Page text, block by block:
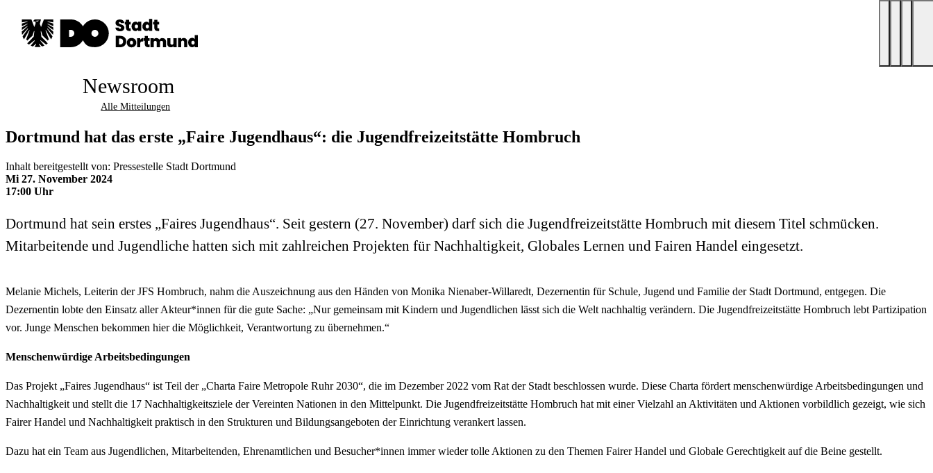
Newsroom
Alle Mitteilungen
Dortmund hat das erste „Faire Jugendhaus“: die Jugendfreizeitstätte Hombruch
Inhalt bereitgestellt von: Pressestelle Stadt Dortmund
Mi 27. November 2024
17:00 Uhr
Dortmund hat sein erstes „Faires Jugendhaus“. Seit gestern (27. November) darf sich die Jugendfreizeitstätte Hombruch mit diesem Titel schmücken.
Mitarbeitende und Jugendliche hatten sich mit zahlreichen Projekten für Nachhaltigkeit, Globales Lernen und Fairen Handel eingesetzt.
Melanie Michels, Leiterin der JFS Hombruch, nahm die Auszeichnung aus den Händen von Monika Nienaber-Willaredt, Dezernentin für Schule, Jugend und Familie der Stadt Dortmund, entgegen. Die
Dezernentin lobte den Einsatz aller Akteur*innen für die gute Sache: „Nur gemeinsam mit Kindern und Jugendlichen lässt sich die Welt nachhaltig verändern. Die Jugendfreizeitstätte Hombruch lebt Partizipation
vor. Junge Menschen bekommen hier die Möglichkeit, Verantwortung zu übernehmen.“
Menschenwürdige Arbeitsbedingungen
Das Projekt „Faires Jugendhaus“ ist Teil der „Charta Faire Metropole Ruhr 2030“, die im Dezember 2022 vom Rat der Stadt beschlossen wurde. Diese Charta fördert menschenwürdige Arbeitsbedingungen und
Nachhaltigkeit und stellt die 17 Nachhaltigkeitsziele der Vereinten Nationen in den Mittelpunkt. Die Jugendfreizeitstätte Hombruch hat mit einer Vielzahl an Aktivitäten und Aktionen vorbildlich gezeigt, wie sich
Fairer Handel und Nachhaltigkeit praktisch in den Strukturen und Bildungsangeboten der Einrichtung verankert lassen.
Dazu hat ein Team aus Jugendlichen, Mitarbeitenden, Ehrenamtlichen und Besucher*innen immer wieder tolle Aktionen zu den Themen Fairer Handel und Globale Gerechtigkeit auf die Beine gestellt.